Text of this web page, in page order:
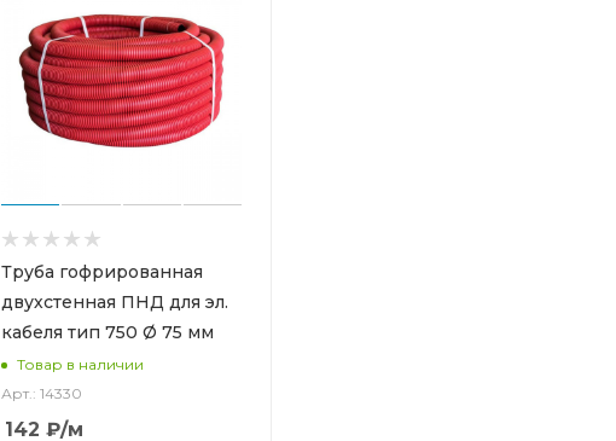
Труба гофрированная
двухстенная ПНД для эл.
кабеля тип 750 Ø 75 мм
Товар в наличии
Арт.: 14330
142 ₽/м